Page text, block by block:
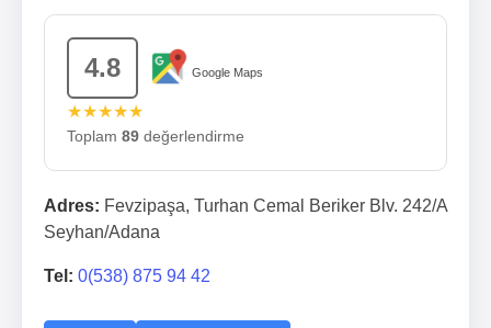
4.8 Google Maps
★★★★★
Toplam 89 değerlendirme
Adres: Fevzipaşa, Turhan Cemal Beriker Blv. 242/A
Seyhan/Adana
Tel: 0(538) 875 94 42